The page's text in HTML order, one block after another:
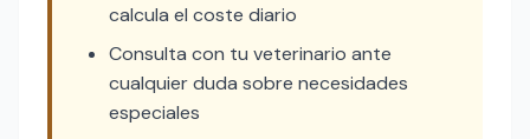
calcula el coste diario
Consulta con tu veterinario ante
cualquier duda sobre necesidades
especiales